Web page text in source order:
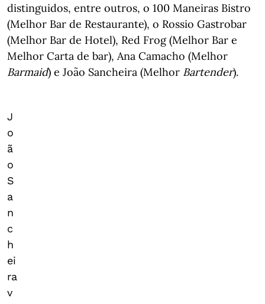
distinguidos, entre outros, o 100 Maneiras Bistro
(Melhor Bar de Restaurante), o Rossio Gastrobar
(Melhor Bar de Hotel), Red Frog (Melhor Bar e
Melhor Carta de bar), Ana Camacho (Melhor
Barmaid) e João Sancheira (Melhor Bartender).
J
o
ã
o
S
a
n
c
h
ei
ra
v